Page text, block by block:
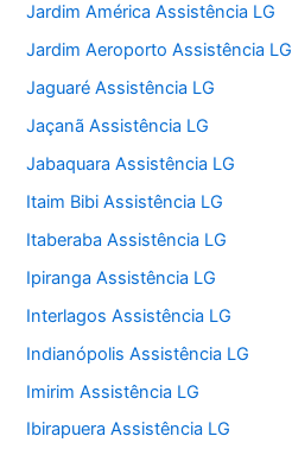
Jardim América Assistência LG
Jardim Aeroporto Assistência LG
Jaguaré Assistência LG
Jaçanã Assistência LG
Jabaquara Assistência LG
Itaim Bibi Assistência LG
Itaberaba Assistência LG
Ipiranga Assistência LG
Interlagos Assistência LG
Indianópolis Assistência LG
Imirim Assistência LG
Ibirapuera Assistência LG